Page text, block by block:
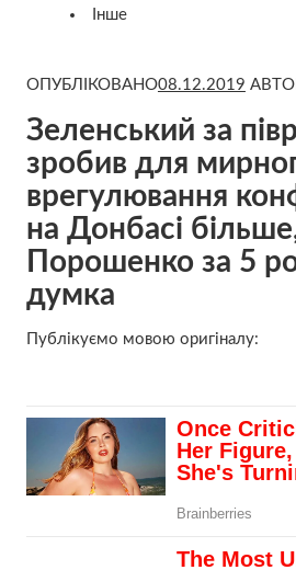
Інше
ОПУБЛІКОВАНО08.12.2019
Зеленський за
зробив для
врегулювання
на Донбасі
Порошенко за 5
думка
Публікуємо мовою оригіналу: